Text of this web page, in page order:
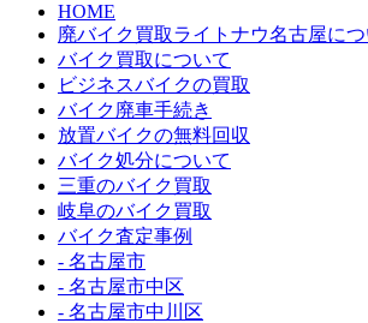
HOME
廃バイク買取ライトナウ名古屋につ
バイク買取について
ビジネスバイクの買取
バイク廃車手続き
放置バイクの無料回収
バイク処分について
三重のバイク買取
岐阜のバイク買取
バイク査定事例
- 名古屋市
- 名古屋市中区
- 名古屋市中川区